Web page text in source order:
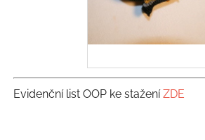
Evidenční list OOP ke staženíZDE